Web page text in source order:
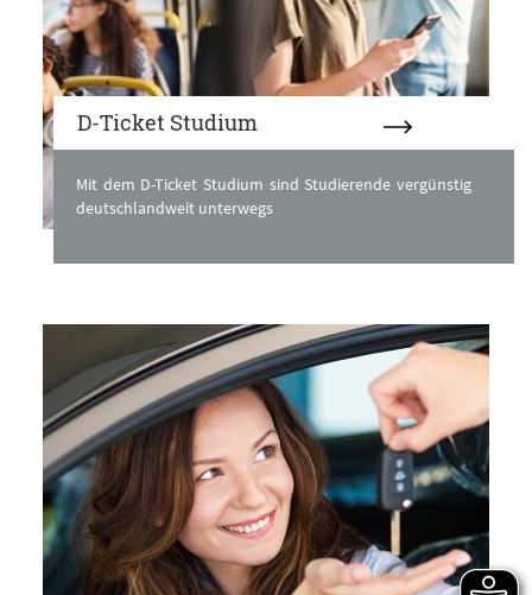
D-Ticket Studium
Mit dem D-Ticket Studium sind Studierende vergünstig
deutschlandweit unterwegs